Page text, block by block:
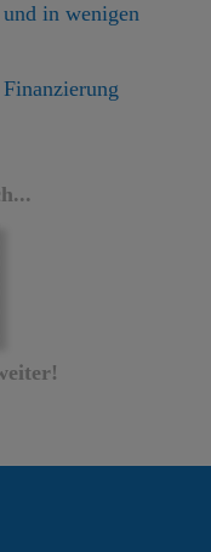
in wenigen